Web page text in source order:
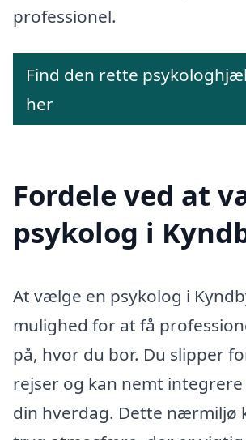
professionel.
Find den rette
her
Fordele ved at
psykolog i
At vælge en psykolog i
mulighed for at få
på, hvor du bor. Du slipper
rejser og kan nemt
din hverdag. Dette nærmiljø